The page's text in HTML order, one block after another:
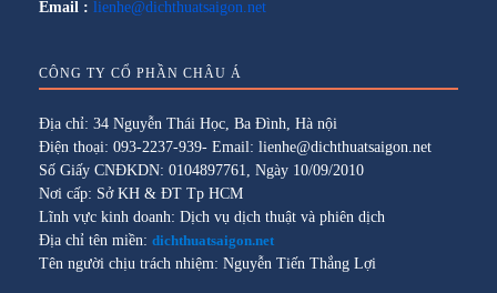
Email : lienhe@dichthuatsaigon.net
CÔNG TY CỔ PHẦN CHÂU Á
Địa chỉ: 34 Nguyễn Thái Học, Ba Đình, Hà nội
Điện thoại: 093-2237-939- Email: lienhe@dichthuatsaigon.net
Số Giấy CNĐKDN: 0104897761, Ngày 10/09/2010
Nơi cấp: Sở KH & ĐT Tp HCM
Lĩnh vực kinh doanh: Dịch vụ dịch thuật và phiên dịch
Địa chỉ tên miền: dichthuatsaigon.net
Tên người chịu trách nhiệm: Nguyễn Tiến Thắng Lợi